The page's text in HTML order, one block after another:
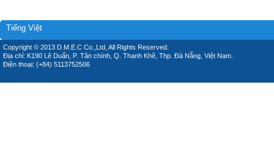
Tiếng Việt
Copyright © 2013 D.M.E.C Co.,Ltd, All Rights Reserved.
Địa chỉ: K190 Lê Duẩn, P. Tân chính, Q. Thanh Khê, Thp. Đà Nẵng, Việt Nam.
Điện thoại: (+84) 5113752506